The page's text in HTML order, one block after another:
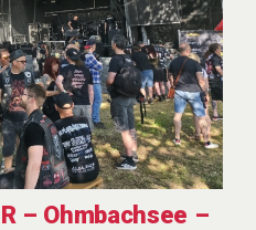
– Ohmbachsee –